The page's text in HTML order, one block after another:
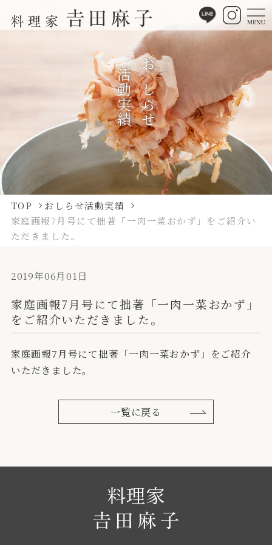
おしらせ
活動実績
TOP
おしらせ活動実績
家庭画報7月号にて拙著「一肉一菜おかず」をご紹介い
ただきました。
2019年06月01日
家庭画報7月号にて拙著「一肉一菜おかず」
をご紹介いただきました。
家庭画報7月号にて拙著「一肉一菜おかず」をご紹介
いただきました。
一覧に戻る
料理家